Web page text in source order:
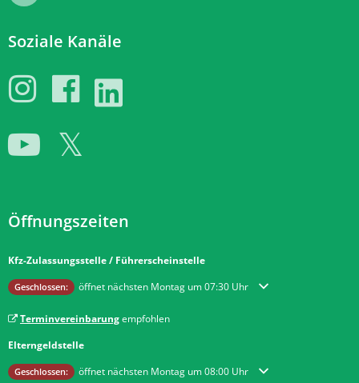
Soziale Kanäle
Öffnungszeiten
Kfz-Zulassungsstelle / Führerscheinstelle
Klicken, um weitere Öffnungs- oder Schließzeiten auszublenden
Geschlossen: öffnet nächsten Montag um 07:30 Uhr
Terminvereinbarungempfohlen
Elterngeldstelle
Klicken, um weitere Öffnungs- oder Schließzeiten auszublenden
Geschlossen: öffnet nächsten Montag um 08:00 Uhr